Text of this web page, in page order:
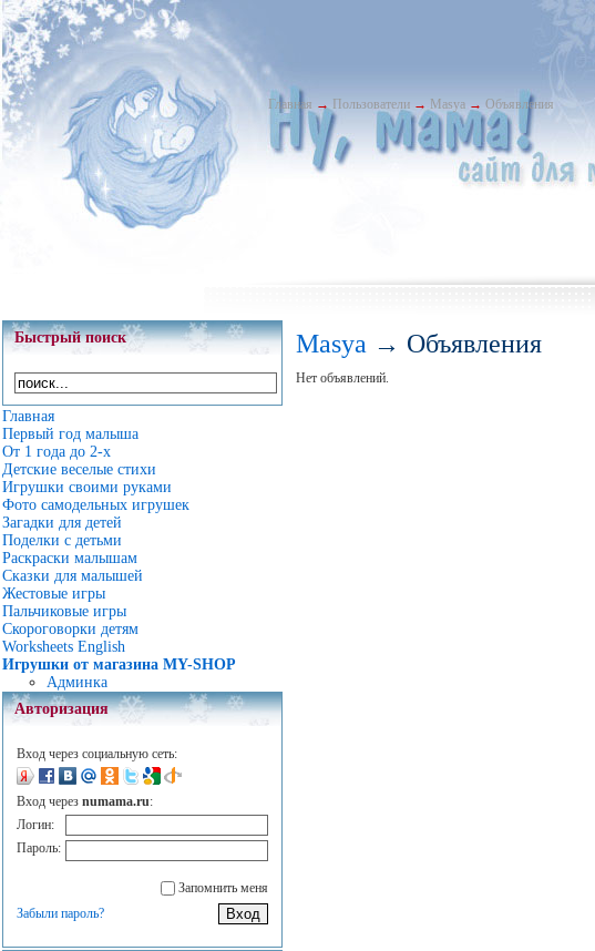
Главная → Пользователи → Masya → Объявления
Быстрый поиск
Главная
Первый год малыша
От 1 года до 2-х
Детские веселые стихи
Игрушки своими руками
Фото самодельных игрушек
Загадки для детей
Поделки с детьми
Раскраски малышам
Сказки для малышей
Жестовые игры
Пальчиковые игры
Скороговорки детям
Worksheets English
Игрушки от магазина MY-SHOP
Админка
Авторизация
Вход через социальную сеть:
Вход через numama.ru:
Логин:
Пароль:
Запомнить меня
Забыли пароль?
Masya → Объявления
Нет объявлений.